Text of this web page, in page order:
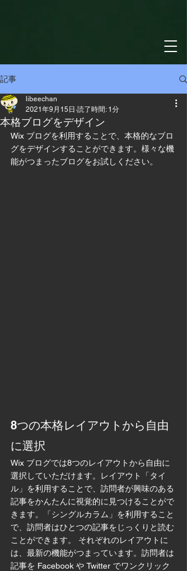
記事
本格ブログをデザイン
libeechan
2021年9月15日 読了時間: 1分
Wix ブログを利用することで、本格的なブロ
グをデザインすることができます。様々な機
能がつまったブログをお試しください。
8つの本格レイアウトから自由
に選択
Wix ブログでは8つのレイアウトから自由に
選択していただけます。レイアウト「タイ
ル」を利用することで、訪問者が興味のある
記事をかんたんに視覚的に見つけることがで
きます。「シングルカラム」を利用すること
で、訪問者はひとつの記事をじっくりと読む
ことができます。 それぞれのレイアウトに
は、最新の機能がつまっています。訪問者は
記事を Facebook や Twitter でワンクリック